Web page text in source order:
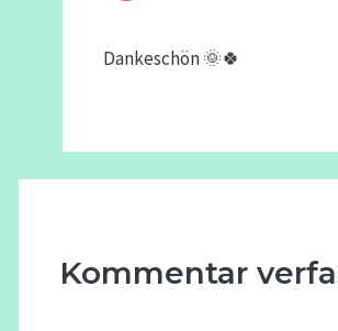
Dankeschön 🌞🍀
Kommentar